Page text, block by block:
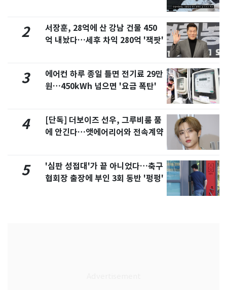
2
서장훈, 28억에 산 강남 건물 450
억 내놨다…세후 차익 280억 '잭팟'
3
에어컨 하루 종일 틀면 전기료 29만
원…450kWh 넘으면 '요금 폭탄'
4
[단독] 더보이즈 선우, 그루비룸 품
에 안긴다…앳에어리어와 전속계약
5
'심판 성접대'가 끝 아니었다…축구
협회장 출장에 부인 3회 동반 '펑펑'